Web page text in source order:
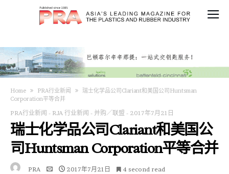
Home PRA行业新闻
瑞士化学品公司Clariant和美国公司Huntsman
Corporation平等合并
PRA行业新闻 - RJA 行业新闻 - 并购／联盟 - 2017年7月21日
瑞士化学品公司Clariant和美国公
司Huntsman Corporation平等合并
PRA 2017年7月21日 4 second read